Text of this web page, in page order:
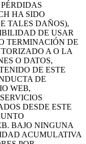
HA SIDO
TALES DAÑOS),
DE USAR
TERMINACIÓN DE
A O LA
O DATOS,
DE ESTE
DE
WEB,
DESDE ESTE
BAJO NINGUNA
ACUMULATIVA